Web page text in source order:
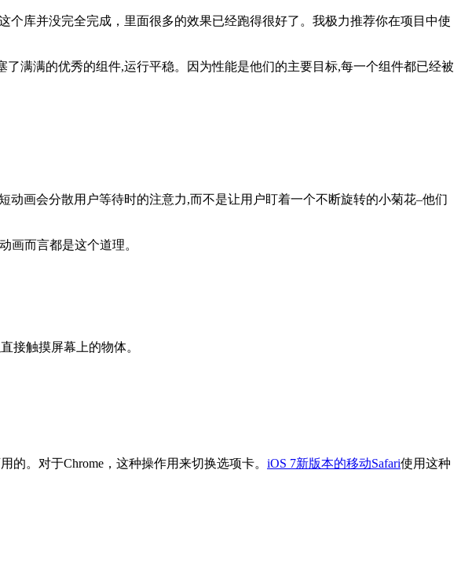
个库并没完全完成，里面很多的效果已经跑得很好了。我极力推荐你在项目中使
满满的优秀的组件,运行平稳。因为性能是他们的主要目标,每一个组件都已经被
画会分散用户等待时的注意力,而不是让用户盯着一个不断旋转的小菊花–他们
画而言都是这个道理。
接触摸屏幕上的物体。
。对于Chrome，这种操作用来切换选项卡。 iOS 7新版本的移动Safari使用这种